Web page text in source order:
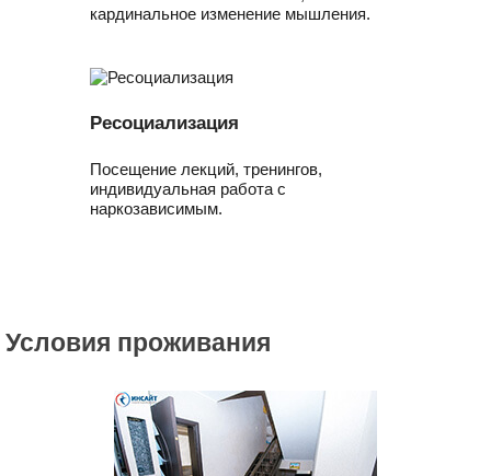
кардинальное изменение мышления.
Ресоциализация
Посещение лекций, тренингов,
индивидуальная работа с
наркозависимым.
Условия проживания